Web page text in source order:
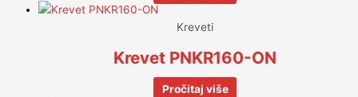
Kreveti
Krevet PNKR160-ON
Pročitaj više